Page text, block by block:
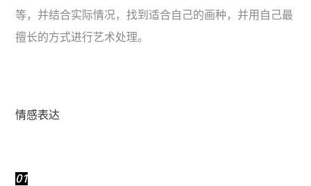
等，并结合实际情况，找到适合自己的画种，并用自己最
擅长的方式进行艺术处理。
情感表达
01